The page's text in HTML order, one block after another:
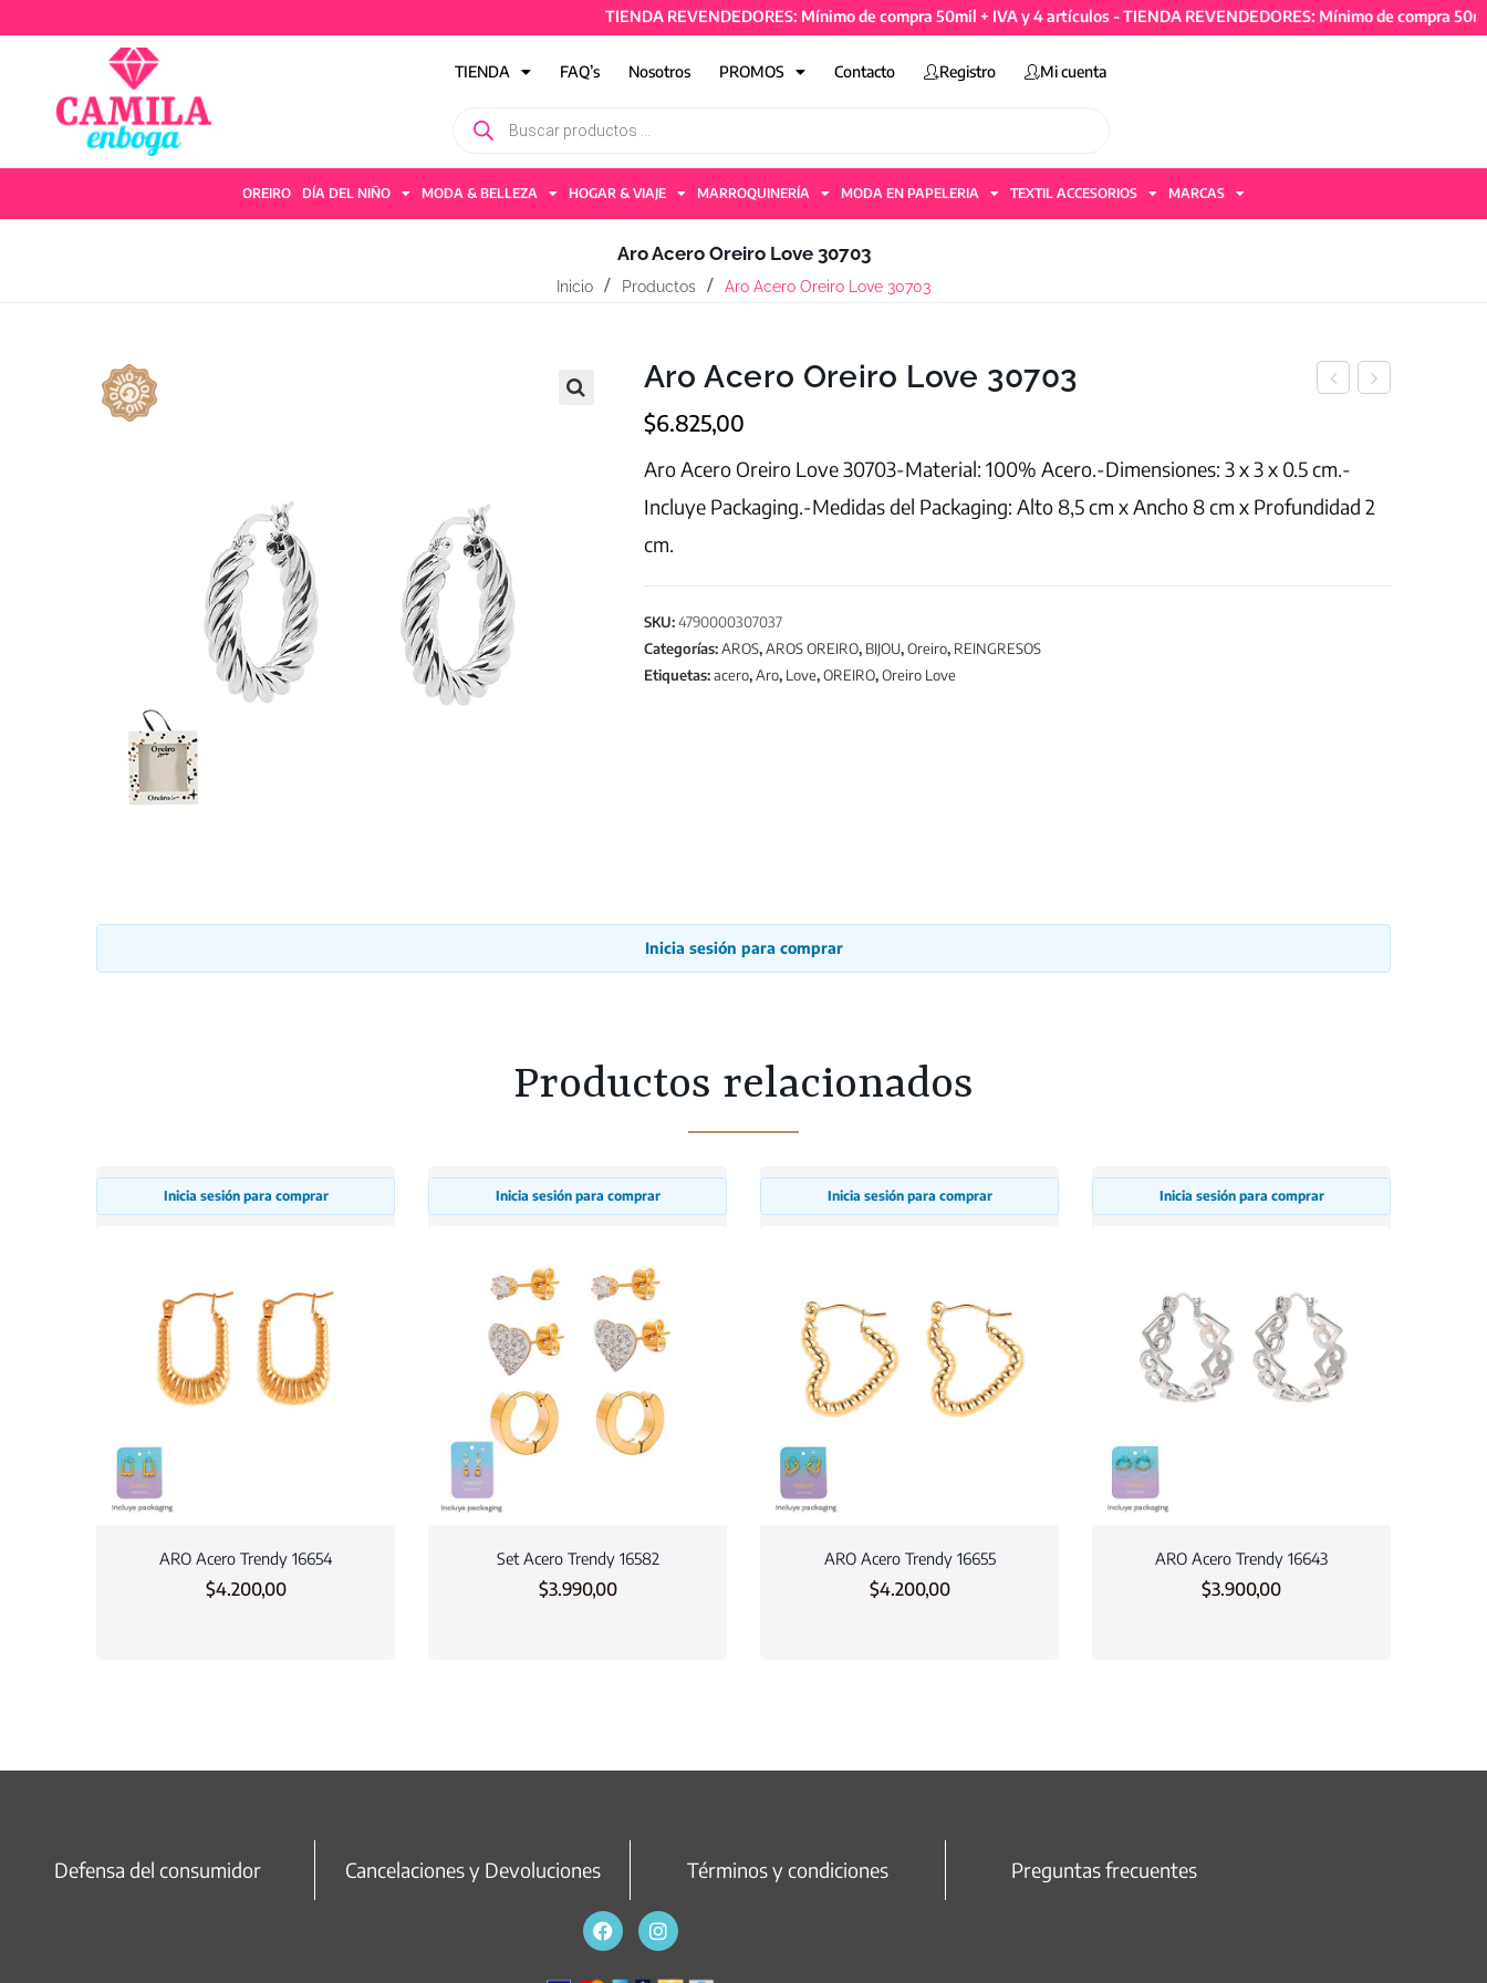
TIENDA REVENDEDORES: Mínimo de compra 50mil + IVA y 4 artículos - TIENDA REVENDEDORES: Mínimo de compra
TIENDA FAQ’s Nosotros PROMOS Contacto Registro Mi cuenta
OREIRO DÍA DEL NIÑO MODA & BELLEZA HOGAR & VIAJE MARROQUINERÍA MODA EN PAPELERIA TEXTIL ACCESORIOS MARCAS
Aro Acero Oreiro Love 30703
Inicio Productos Aro Acero Oreiro Love 30703
Aro Acero Oreiro Love 30703
$6.825,00
Aro Acero Oreiro Love 30703-Material: 100% Acero.-Dimensiones: 3 x 3 x 0.5 cm.-
Incluye Packaging.-Medidas del Packaging: Alto 8,5 cm x Ancho 8 cm x Profundidad 2
cm.
SKU:4790000307037
Categorías:AROS,AROS OREIRO, BIJOU,Oreiro, REINGRESOS
Etiquetas:acero,Aro, Love,OREIRO,Oreiro Love
Inicia sesión para comprar
Productos relacionados
Inicia sesión para comprar
ARO Acero Trendy 16654
$4.200,00
Inicia sesión para comprar
Set Acero Trendy 16582
$3.990,00
Inicia sesión para comprar
ARO Acero Trendy 16655
$4.200,00
Inicia sesión para comprar
ARO Acero Trendy 16643
$3.900,00
Defensa del consumidor Cancelaciones y Devoluciones Términos y condiciones Preguntas frecuentes